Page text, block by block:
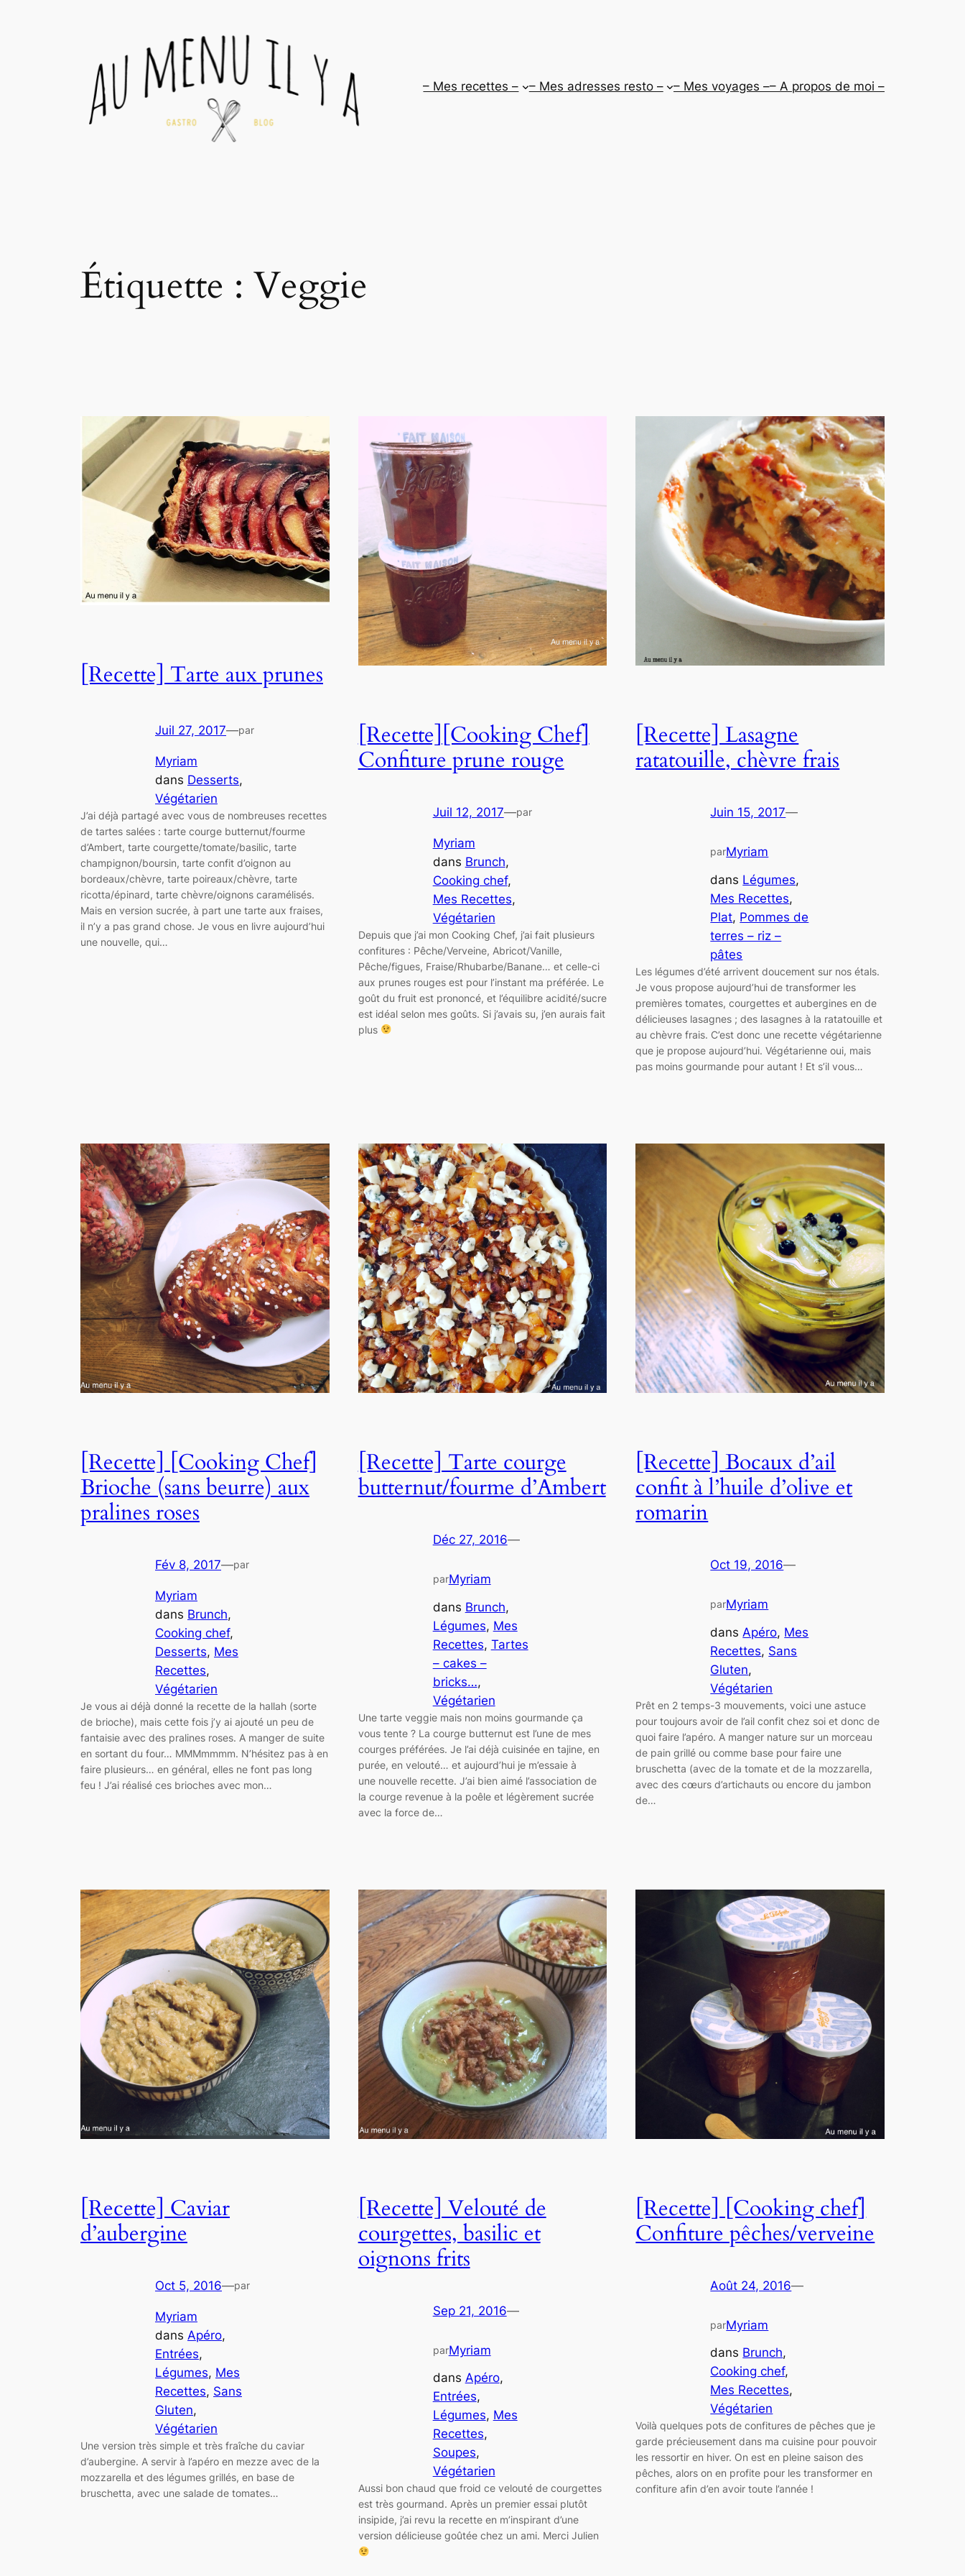
– Mes recettes – – Mes adresses resto – – Mes voyages –– A propos de moi –
Étiquette : Veggie
[Recette] Tarte aux prunes
Juil 27, 2017—par
Myriam
dans Desserts
Végétarien
J’ai déjà partagé avec vous de nombreuses recettes
de tartes salées : tarte courge butternut/fourme
d’Ambert, tarte courgette/tomate/basilic, tarte
champignon/boursin, tarte confit d’oignon au
bordeaux/chèvre, tarte poireaux/chèvre, tarte
ricotta/épinard, tarte chèvre/oignons caramélisés.
Mais en version sucrée, à part une tarte aux fraises,
il n’y a pas grand chose. Je vous en livre aujourd’hui
une nouvelle, qui…
[Recette][Cooking Chef]
Confiture prune rouge
Juil 12, 2017—par
Myriam
dans Brunch
Cooking chef
Mes Recettes
Végétarien
Depuis que j’ai mon Cooking Chef, j’ai fait plusieurs
confitures : Pêche/Verveine, Abricot/Vanille,
Pêche/figues, Fraise/Rhubarbe/Banane… et celle-ci
aux prunes rouges est pour l’instant ma préférée. Le
goût du fruit est prononcé, et l’équilibre acidité/sucre
est idéal selon mes goûts. Si j’avais su, j’en aurais fait
plus
[Recette] Lasagne
ratatouille, chèvre frais
Juin 15, 2017—
parMyriam
dans Légumes
Mes Recettes
Plat, Pommes de
terres – riz –
pâtes
Les légumes d’été arrivent doucement sur nos étals.
Je vous propose aujourd’hui de transformer les
premières tomates, courgettes et aubergines en de
délicieuses lasagnes ; des lasagnes à la ratatouille et
au chèvre frais. C’est donc une recette végétarienne
que je propose aujourd’hui. Végétarienne oui, mais
pas moins gourmande pour autant ! Et s’il vous…
[Recette] [Cooking Chef]
Brioche (sans beurre) aux
pralines roses
Fév 8, 2017—par
Myriam
dans Brunch
Cooking chef
Desserts, Mes
Recettes
Végétarien
Je vous ai déjà donné la recette de la hallah (sorte
de brioche), mais cette fois j’y ai ajouté un peu de
fantaisie avec des pralines roses. A manger de suite
en sortant du four… MMMmmmm. N’hésitez pas à en
faire plusieurs… en général, elles ne font pas long
feu ! J’ai réalisé ces brioches avec mon…
[Recette] Tarte courge
butternut/fourme d’Ambert
Déc 27, 2016—
parMyriam
dans Brunch
Légumes, Mes
Recettes, Tartes
– cakes –
bricks…
Végétarien
Une tarte veggie mais non moins gourmande ça
vous tente ? La courge butternut est l’une de mes
courges préférées. Je l’ai déjà cuisinée en tajine, en
purée, en velouté… et aujourd’hui je m’essaie à
une nouvelle recette. J’ai bien aimé l’association de
la courge revenue à la poêle et légèrement sucrée
avec la force de…
[Recette] Bocaux d’ail
confit à l’huile d’olive et
romarin
Oct 19, 2016—
parMyriam
dans Apéro, Mes
Recettes, Sans
Gluten
Végétarien
Prêt en 2 temps-3 mouvements, voici une astuce
pour toujours avoir de l’ail confit chez soi et donc de
quoi faire l’apéro. A manger nature sur un morceau
de pain grillé ou comme base pour faire une
bruschetta (avec de la tomate et de la mozzarella,
avec des cœurs d’artichauts ou encore du jambon
de…
[Recette] Caviar
d’aubergine
Oct 5, 2016—par
Myriam
dans Apéro
Entrées
Légumes, Mes
Recettes, Sans
Gluten
Végétarien
Une version très simple et très fraîche du caviar
d’aubergine. A servir à l’apéro en mezze avec de la
mozzarella et des légumes grillés, en base de
bruschetta, avec une salade de tomates…
[Recette] Velouté de
courgettes, basilic et
oignons frits
Sep 21, 2016—
parMyriam
dans Apéro
Entrées
Légumes, Mes
Recettes
Soupes
Végétarien
Aussi bon chaud que froid ce velouté de courgettes
est très gourmand. Après un premier essai plutôt
insipide, j’ai revu la recette en m’inspirant d’une
version délicieuse goûtée chez un ami. Merci Julien
[Recette] [Cooking chef]
Confiture pêches/verveine
Août 24, 2016—
parMyriam
dans Brunch
Cooking chef
Mes Recettes
Végétarien
Voilà quelques pots de confitures de pêches que je
garde précieusement dans ma cuisine pour pouvoir
les ressortir en hiver. On est en pleine saison des
pêches, alors on en profite pour les transformer en
confiture afin d’en avoir toute l’année !